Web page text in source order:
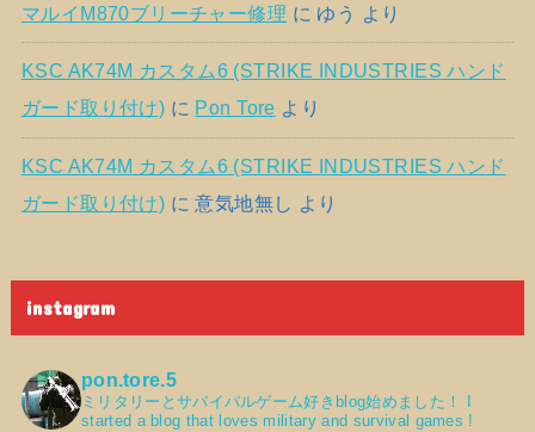
マルイM870ブリーチャー修理 に ゆう より
KSC AK74M カスタム6 (STRIKE INDUSTRIES ハンド
ガード取り付け) に Pon Tore より
KSC AK74M カスタム6 (STRIKE INDUSTRIES ハンド
ガード取り付け) に意気地無し より
instagram
pon.tore.5
ミリタリーとサバイバルゲーム好きblog始めました！
started a blog that loves military and survival games !